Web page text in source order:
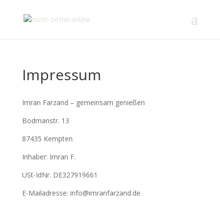
Impressum
Imran Farzand – gemeinsam genießen
Bodmanstr. 13
87435 Kempten
Inhaber: Imran F.
USt-IdNr. DE327919661
E-Mailadresse: info@imranfarzand.de